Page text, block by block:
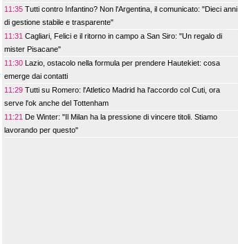
11:35 Tutti contro Infantino? Non l'Argentina, il comunicato: "Dieci anni
di gestione stabile e trasparente"
11:31 Cagliari, Felici e il ritorno in campo a San Siro: "Un regalo di
mister Pisacane"
11:30 Lazio, ostacolo nella formula per prendere Hautekiet: cosa
emerge dai contatti
11:29 Tutti su Romero: l'Atletico Madrid ha l'accordo col Cuti, ora
serve l'ok anche del Tottenham
11:21 De Winter: "Il Milan ha la pressione di vincere titoli. Stiamo
lavorando per questo"